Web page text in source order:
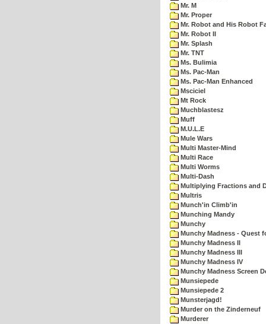
Mr. M
Mr. Proper
Mr. Robot and His Robot
Mr. Robot II
Mr. Splash
Mr. TNT
Ms. Bulimia
Ms. Pac-Man
Ms. Pac-Man Enhanced
Msciciel
Mt Rock
Muchblastesz
Muff
M.U.L.E
Mule Wars
Multi Master-Mind
Multi Race
Multi Worms
Multi-Dash
Multiplying Fractions and
Multris
Munch'in Climb'in
Munching Mandy
Munchy
Munchy Madness - Quest
Munchy Madness II
Munchy Madness III
Munchy Madness IV
Munchy Madness Screen
Munsiepede
Munsiepede 2
Munsterjagd!
Murder on the Zinderneuf
Murderer